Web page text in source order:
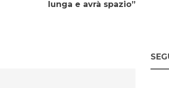
lunga e avrà spazio”